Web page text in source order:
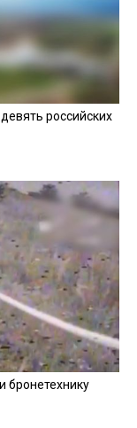
российских
бронетехнику